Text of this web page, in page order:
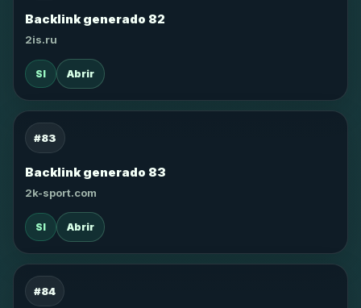
Backlink generado 82
2is.ru
SI Abrir
#83
Backlink generado 83
2k-sport.com
SI Abrir
#84